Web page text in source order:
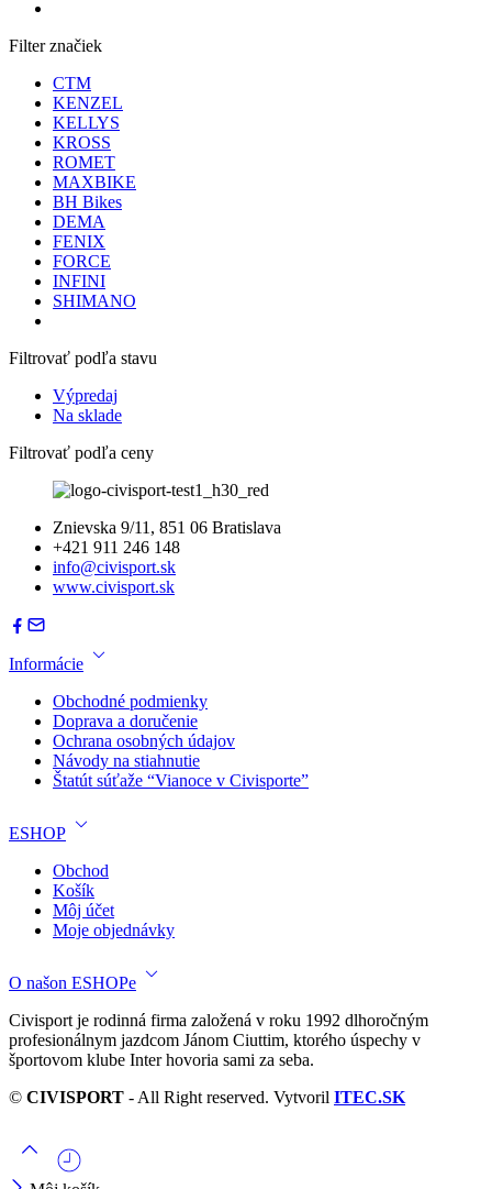
Filter značiek
CTM
KENZEL
KELLYS
KROSS
ROMET
MAXBIKE
BH Bikes
DEMA
FENIX
FORCE
INFINI
SHIMANO
Filtrovať podľa stavu
Výpredaj
Na sklade
Filtrovať podľa ceny
Znievska 9/11, 851 06 Bratislava
+421 911 246 148
info@civisport.sk
www.civisport.sk
Informácie
Obchodné podmienky
Doprava a doručenie
Ochrana osobných údajov
Návody na stiahnutie
Štatút súťaže “Vianoce v Civisporte”
ESHOP
Obchod
Košík
Môj účet
Moje objednávky
O našon ESHOPe
Civisport je rodinná firma založená v roku 1992 dlhoročným
profesionálnym jazdcom Jánom Ciuttim, ktorého úspechy v
športovom klube Inter hovoria sami za seba.
© CIVISPORT - All Right reserved. Vytvoril ITEC.SK